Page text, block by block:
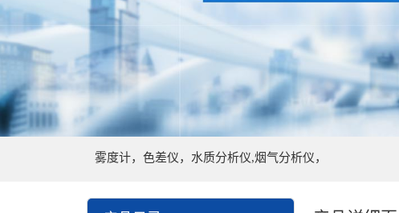
雾度计，色差仪，水质分析仪,烟气分析仪，